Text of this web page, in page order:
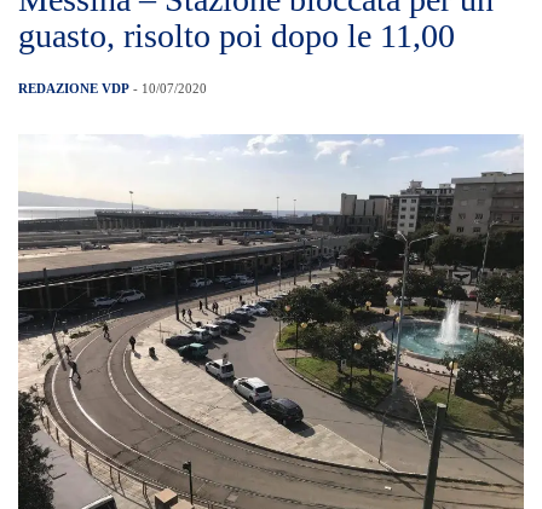
guasto, risolto poi dopo le 11,00
REDAZIONE VDP - 10/07/2020